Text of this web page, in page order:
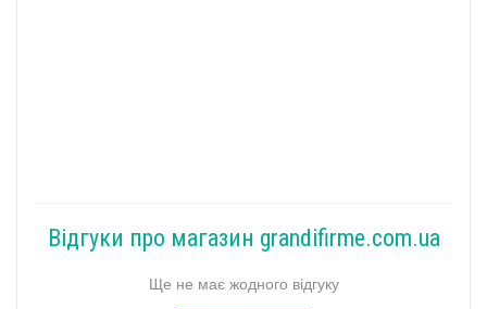
Відгуки про магазин grandifirme.com.ua
Ще не має жодного відгуку